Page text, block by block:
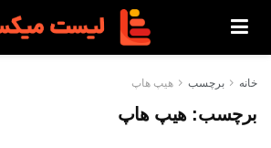
خانه برچسب هیپ هاپ
برچسب:هیپ هاپ